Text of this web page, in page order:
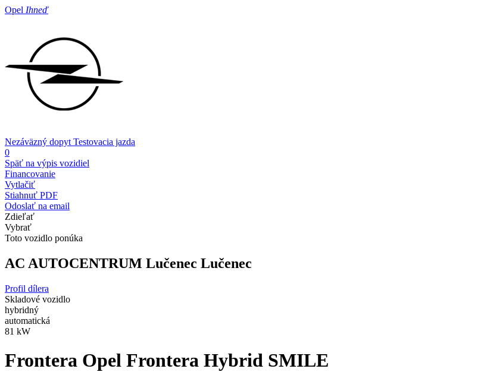
Opel Ihneď
Nezáväzný dopyt Testovacia jazda
0
Späť na výpis vozidiel
Financovanie
Vytlačiť
Stiahnuť PDF
Odoslať na email
Zdieľať
Vybrať
Toto vozidlo ponúka
AC AUTOCENTRUM Lučenec Lučenec
Profil dílera
Skladové vozidlo
hybridný
automatická
81 kW
Frontera Opel Frontera Hybrid SMILE